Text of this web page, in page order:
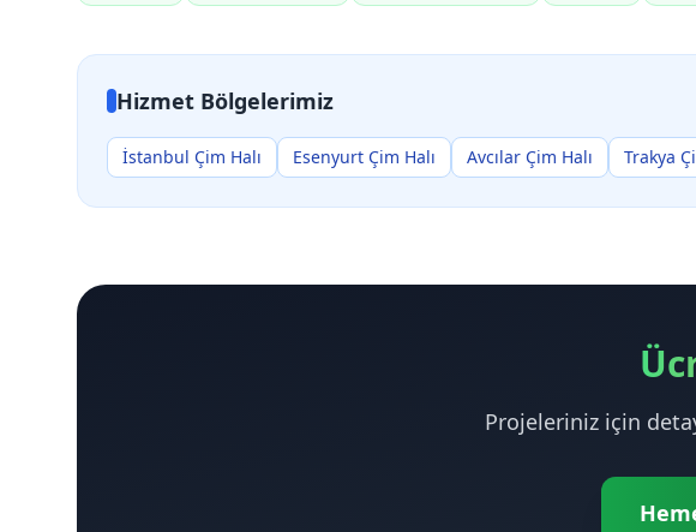
Hizmet Bölgelerimiz
İstanbul Çim Halı Esenyurt Çim Halı Avcılar Çim Halı Trakya
Projeleriniz için